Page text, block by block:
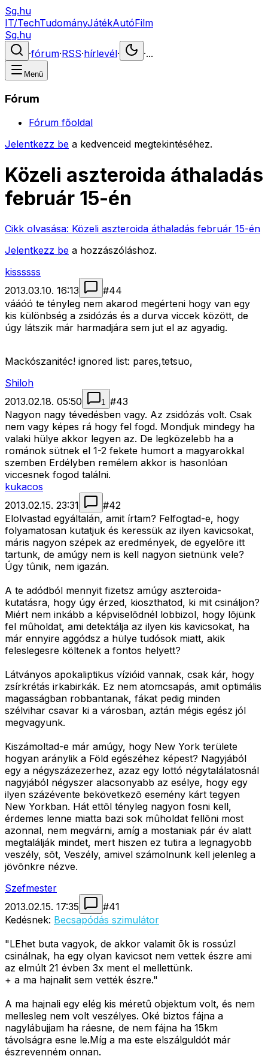
Sg.hu
IT/TechTudományJátékAutóFilm
Sg.hu
·fórum·RSS·hírlevél· ·...
Menü
Fórum
Fórum főoldal
Jelentkezz be a kedvenceid megtekintéséhez.
Közeli aszteroida áthaladás
február 15-én
Cikk olvasása: Közeli aszteroida áthaladás február 15-én
Jelentkezz be a hozzászóláshoz.
kissssss
2013.03.10. 16:13
#44
vááóó te tényleg nem akarod megérteni hogy van egy
kis különbség a zsidózás és a durva viccek között, de
úgy látszik már harmadjára sem jut el az agyadig.
Mackószanitéc! ignored list: pares,tetsuo,
Shiloh
2013.02.18. 05:50
1 #43
Nagyon nagy tévedésben vagy. Az zsidózás volt. Csak
nem vagy képes rá hogy fel fogd. Mondjuk mindegy ha
valaki hülye akkor legyen az. De legközelebb ha a
románok sütnek el 1-2 fekete humort a magyarokkal
szemben Erdélyben remélem akkor is hasonlóan
viccesnek fogod találni.
kukacos
2013.02.15. 23:31
#42
Elolvastad egyáltalán, amit írtam? Felfogtad-e, hogy
folyamatosan kutatjuk és keressük az ilyen kavicsokat,
máris nagyon szépek az eredmények, de egyelõre itt
tartunk, de amúgy nem is kell nagyon sietnünk vele?
Úgy tûnik, nem igazán.
A te adódból mennyit fizetsz amúgy aszteroida-
kutatásra, hogy úgy érzed, kioszthatod, ki mit csináljon?
Miért nem inkább a képviselõdnél lobbizol, hogy lõjünk
fel mûholdat, ami detektálja az ilyen kis kavicsokat, ha
már ennyire aggódsz a hülye tudósok miatt, akik
feleslegesre költenek a fontos helyett?
Látványos apokaliptikus vízióid vannak, csak kár, hogy
zsírkrétás irkabirkák. Ez nem atomcsapás, amit optimális
magasságban robbantanak, fákat pedig minden
szélvihar csavar ki a városban, aztán mégis egész jól
megvagyunk.
Kiszámoltad-e már amúgy, hogy New York területe
hogyan aránylik a Föld egészéhez képest? Nagyjából
egy a négyszázezerhez, azaz egy lottó négytalálatosnál
nagyjából négyszer alacsonyabb az esélye, hogy egy
ilyen százévente bekövetkezõ esemény kárt tegyen
New Yorkban. Hát ettõl tényleg nagyon fosni kell,
érdemes lenne miatta bazi sok mûholdat fellõni most
azonnal, nem megvárni, amíg a mostaniak pár év alatt
megtalálják mindet, mert hiszen ez tutira a legnagyobb
veszély, sõt, Veszély, amivel számolnunk kell jelenleg a
jövõnkre nézve.
Szefmester
2013.02.15. 17:35
#41
Kedésnek: Becsapódás szimulátor
"LEhet buta vagyok, de akkor valamit õk is rossúzl
csinálnak, ha egy olyan kavicsot nem vettek észre ami
az elmúlt 21 évben 3x ment el mellettünk.
+ a ma hajnalit sem vették észre."
A ma hajnali egy elég kis méretû objektum volt, és nem
mellesleg nem volt veszélyes. Oké biztos fájna a
nagylábujjam ha ráesne, de nem fájna ha 15km
távolságra esne le.Míg a ma este elszálguldót már
észrevenném onnan.